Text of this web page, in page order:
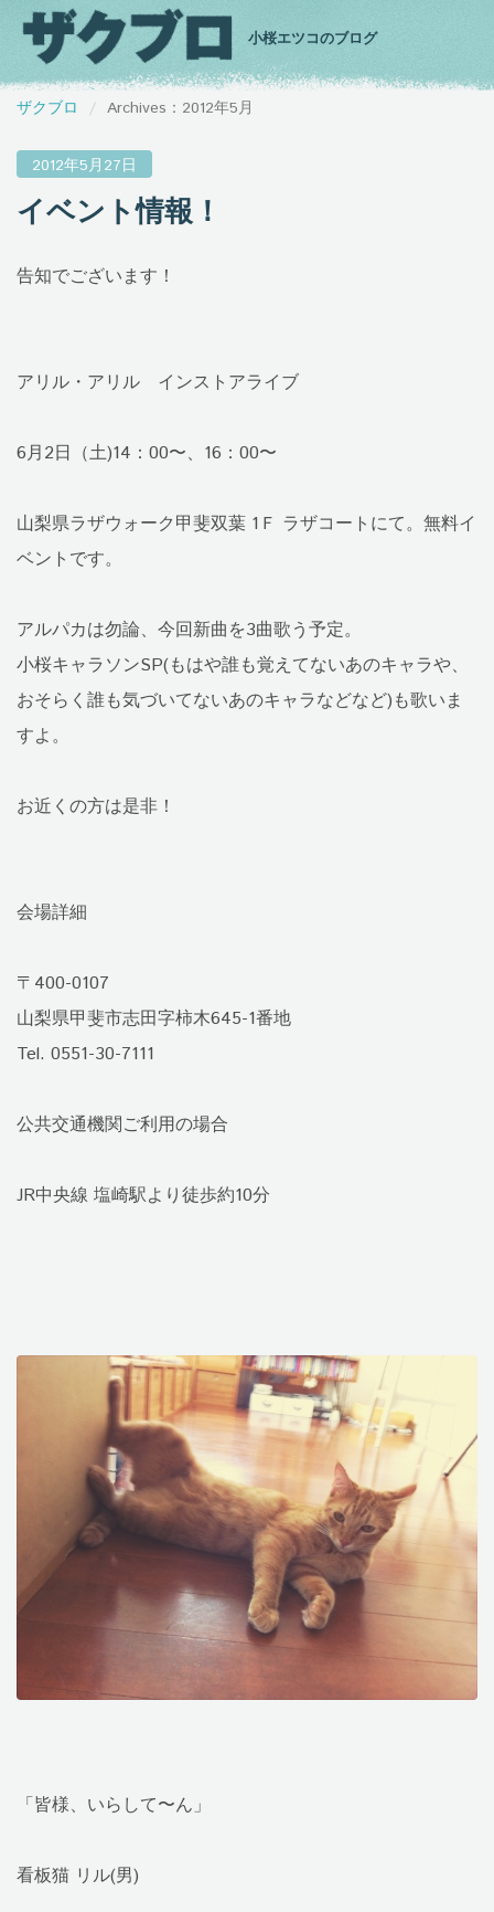
小桜エツコのブログ
ザクブロ Archives：2012年5月
2012年5月27日
イベント情報！
告知でございます！
アリル・アリル インストアライブ
6月2日（土)14：00〜、16：00〜
山梨県ラザウォーク甲斐双葉 1Ｆ ラザコートにて。無料イ
ベントです。
アルパカは勿論、今回新曲を3曲歌う予定。
小桜キャラソンSP(もはや誰も覚えてないあのキャラや、
おそらく誰も気づいてないあのキャラなどなど)も歌いま
すよ。
お近くの方は是非！
会場詳細
〒400-0107
山梨県甲斐市志田字柿木645-1番地
Tel. 0551-30-7111
公共交通機関ご利用の場合
JR中央線 塩崎駅より徒歩約10分
「皆様、いらして〜ん」
看板猫 リル(男)